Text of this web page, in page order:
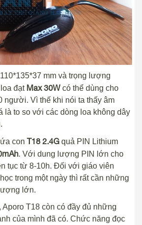
mm và trọng lượng
đạt Max 30W có thể dùng cho
người. Vì thế khi nói ta thấy âm
là to so với các dòng loa không dây
con T18 2.4G quả PIN Lithium
. Với dung lượng PIN lớn cho
tục từ 8-10h. Đối với giáo viên
trong một ngày thì rất cần những
lớn.
Aporo T18 còn có đầy đủ những
của mình đã có. Chức năng đọc